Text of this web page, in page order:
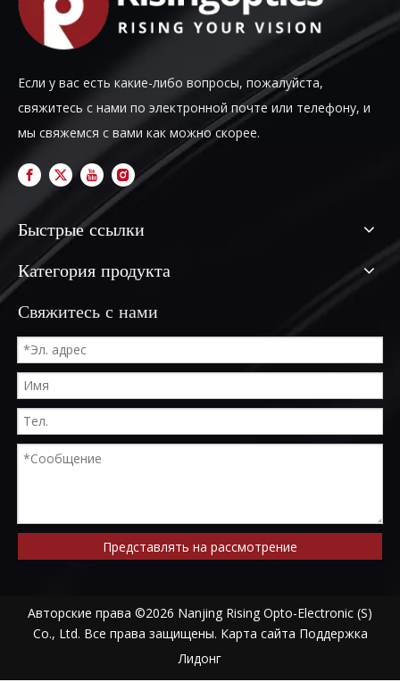
Если у вас есть какие-либо вопросы, пожалуйста,
свяжитесь с нами по электронной почте или телефону, и
мы свяжемся с вами как можно скорее.
Быстрые ссылки
Категория продукта
Свяжитесь с нами
Представлять на рассмотрение
Авторские права ©2026 Nanjing Rising Opto-Electronic (S)
Co., Ltd. Все права защищены. Карта сайта Поддержка
Лидонг